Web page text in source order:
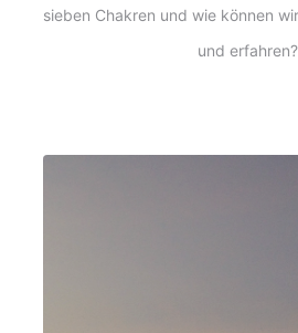
sieben Chakren und wie können
und erfahren?